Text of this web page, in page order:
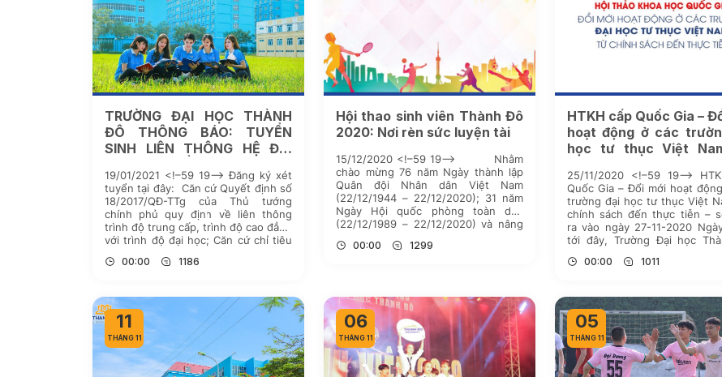
TRƯỜNG ĐẠI HỌC THÀNH
ĐÔ THÔNG BÁO: TUYỂN
SINH LIÊN THÔNG HỆ ĐẠI
ĐỢT 1 NĂM 2021
19/01/2021 <!–59 19–> Đăng ký xét
tuyển tại đây: Căn cứ Quyết định số
18/2017/QĐ-TTg của Thủ tướng
chính phủ quy định về liên thông
trình độ trung cấp, trình độ cao đẳng
với trình độ đại học; Căn cứ chỉ tiêu
Thành Đô thông báo tuyển sinh […]
00:00 1186
Hội thao sinh viên Thành Đô
2020: Nơi rèn sức luyện tài
15/12/2020 <!–59 19–> Nhằm
chào mừng 76 năm Ngày thành lập
Quân đội Nhân dân Việt Nam
(22/12/1944 – 22/12/2020); 31 năm
Ngày Hội quốc phòng toàn dân
(22/12/1989 – 22/12/2020) và nâng
trường, tăng cường tinh thần đoàn
00:00 1299
HTKH cấp Quốc Gia –
hoạt động ở các
học tư thục Việt
diễn ra vào ngày 27-11
25/11/2020 <!–59 19–>
Quốc Gia – Đổi mới hoạt
trường đại học tư thục Việt
chính sách đến thực tiễn –
ra vào ngày 27-11-2020 Ngày
tới đây, Trường Đại học
cấp Quốc Gia với […]
00:00 1011
11
THÁNG 11
06
THÁNG 11
05
THÁNG 11